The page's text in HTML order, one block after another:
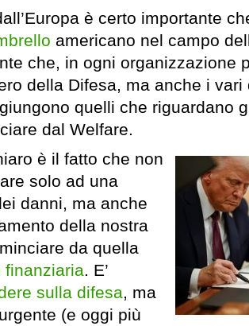
è certo importante
americano nel campo
che, in ogni organizzazione
della Difesa, ma anche i
quelli che riguardano
dal Welfare.
è il fatto che non
solo ad una
danni, ma anche
della nostra
da quella
finanziaria. E’
sulla difesa, ma
(e oggi più